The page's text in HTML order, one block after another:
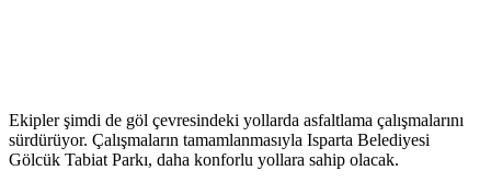
Ekipler şimdi de göl çevresindeki yollarda asfaltlama çalışmalarını
sürdürüyor. Çalışmaların tamamlanmasıyla Isparta Belediyesi
Gölcük Tabiat Parkı, daha konforlu yollara sahip olacak.